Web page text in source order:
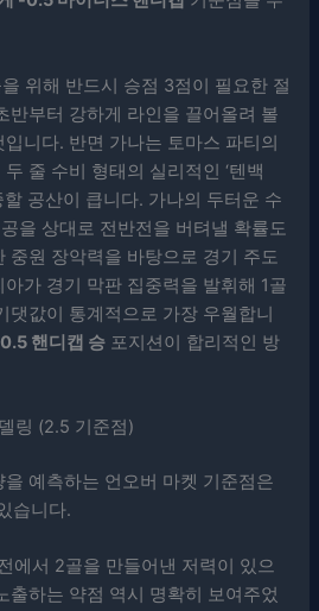
위해 반드시 승점 3점이 필요한 절
반부터 강하게 라인을 끌어올려 볼
니다. 반면 가나는 토마스 파티의
줄 수비 형태의 실리적인 ‘텐백
공산이 큽니다. 가나의 두터운 수
을 상대로 전반전을 버텨낼 확률도
중원 장악력을 바탕으로 경기 주도
가 경기 막판 집중력을 발휘해 1골
댓값이 통계적으로 가장 우월합니
핸디캡 승 포지션이 합리적인 방
링 (2.5 기준점)
예측하는 언오버 마켓 기준점은
습니다.
에서 2골을 만들어낸 저력이 있으
출하는 약점 역시 명확히 보여주었